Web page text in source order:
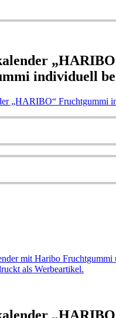
individuell
„HARIBO“ Fruchtgummi